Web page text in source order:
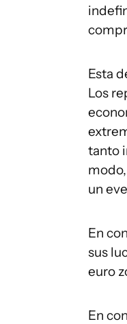
Esta
Los
tanto
un
En
sus
euro
En